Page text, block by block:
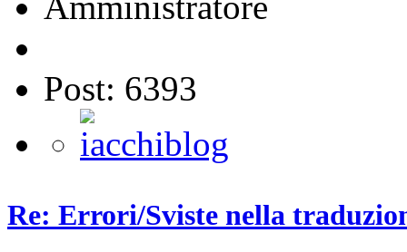
Post: 6393
Re: Errori/Sviste nella